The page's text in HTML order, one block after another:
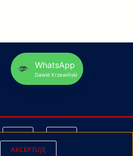
WhatsApp
Dawid Krzewiński
AKCEPTUJĘ